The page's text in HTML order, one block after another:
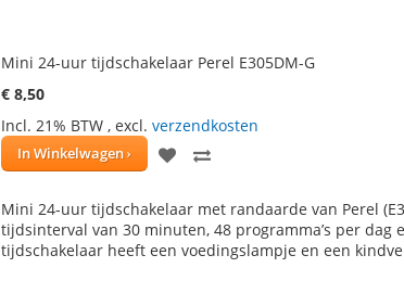
Mini 24-uur tijdschakelaar Perel E305DM-G
€ 8,50
Incl. 21% BTW , excl. verzendkosten
In Winkelwagen
VOEG
AAN
VERLANGLIJST
TE
VERGELIJKEN
Mini 24-uur tijdschakelaar met randaarde van Perel
tijdsinterval van 30 minuten, 48 programma’s per dag
tijdschakelaar heeft een voedingslampje en een